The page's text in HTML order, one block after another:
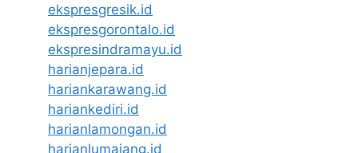
ekspresgresik.id
ekspresgorontalo.id
ekspresindramayu.id
harianjepara.id
hariankarawang.id
hariankediri.id
harianlamongan.id
harianlumajang.id